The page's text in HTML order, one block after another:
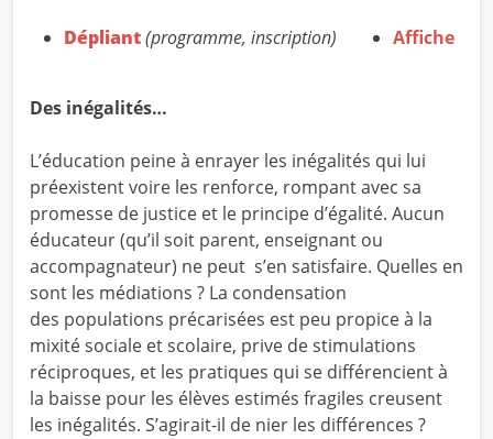
Dépliant(programme, inscription) Affiche
Des inégalités…
L’éducation peine à enrayer les inégalités qui lui
préexistent voire les renforce, rompant avec sa
promesse de justice et le principe d’égalité. Aucun
éducateur (qu’il soit parent, enseignant ou
accompagnateur) ne peut s’en satisfaire. Quelles en
sont les médiations ? La condensation
des populations précarisées est peu propice à la
mixité sociale et scolaire, prive de stimulations
réciproques, et les pratiques qui se différencient à
la baisse pour les élèves estimés fragiles creusent
les inégalités. S’agirait-il de nier les différences ?